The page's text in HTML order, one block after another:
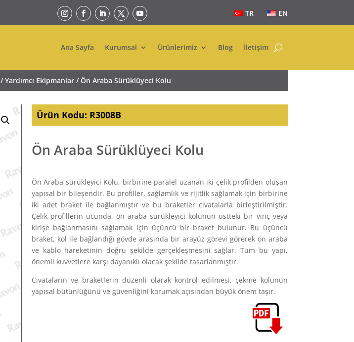
TR EN
Ana Sayfa Kurumsal Ürünlerimiz Blog İletişim
/Yardımcı Ekipmanlar / Ön Araba Sürüklüyeci Kolu
Ürün Kodu: R3008B
Ön Araba Sürüklüyeci Kolu
Ön Araba sürükleyici Kolu, birbirine paralel uzanan iki çelik profilden oluşan
yapısal bir bileşendir. Bu profiller, sağlamlık ve rijitlik sağlamak için birbirine
iki adet braket ile bağlanmıştır ve bu braketler cıvatalarla birleştirilmiştir.
Çelik profillerin ucunda, ön araba sürükleyici kolunun üstteki bir vinç veya
kirişe bağlanmasını sağlamak için üçüncü bir braket bulunur. Bu üçüncü
braket, kol ile bağlandığı gövde arasında bir arayüz görevi görerek ön araba
ve kablo hareketinin doğru şekilde gerçekleşmesini sağlar. Tüm bu yapı,
önemli kuvvetlere karşı dayanıklı olacak şekilde tasarlanmıştır.
Cıvataların ve braketlerin düzenli olarak kontrol edilmesi, çekme kolunun
yapısal bütünlüğünü ve güvenliğini korumak açısından büyük önem taşır.